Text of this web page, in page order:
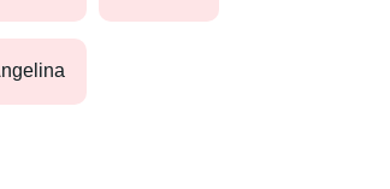
angelina